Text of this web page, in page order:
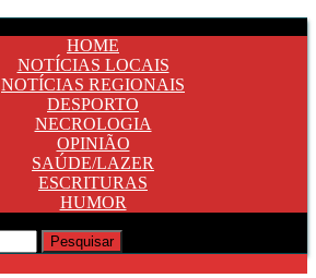
HOME
NOTÍCIAS LOCAIS
NOTÍCIAS REGIONAIS
DESPORTO
NECROLOGIA
OPINIÃO
SAÚDE/LAZER
ESCRITURAS
HUMOR